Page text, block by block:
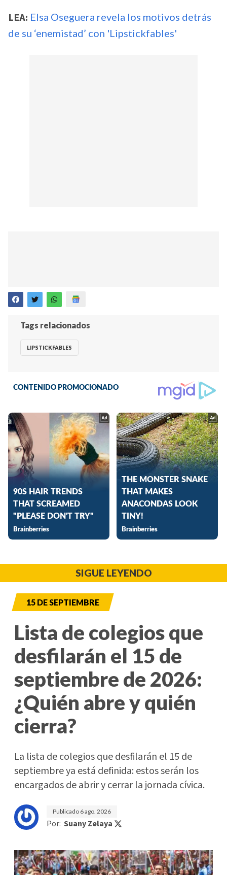
LEA: Elsa Oseguera revela los motivos detrás
de su ‘enemistad’ con 'Lipstickfables'
Tags relacionados
LIPSTICKFABLES
SIGUE LEYENDO
15 DE SEPTIEMBRE
Lista de colegios que
desfilarán el 15 de
septiembre de 2026:
¿Quién abre y quién
cierra?
La lista de colegios que desfilarán el 15 de
septiembre ya está definida: estos serán los
encargados de abrir y cerrar la jornada cívica.
Publicado 6 ago. 2026
Por: Suany Zelaya